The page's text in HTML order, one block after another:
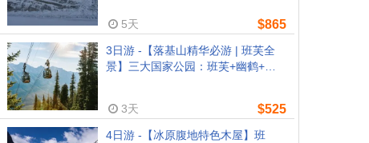
5天 $865
3日游 -【落基山精华必游 | 班芙全
景】三大国家公园：班芙+幽鹤+贾
往返）
3天 $525
4日游 -【冰原腹地特色木屋】班